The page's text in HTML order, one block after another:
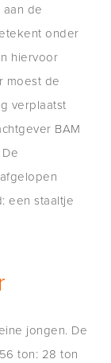
de
onder
hiervoor
moest de
verplaatst
BAM
een staaltje
jongen. De
ton: 28 ton